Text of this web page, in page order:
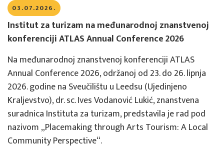
03.07.2026.
Institut za turizam na međunarodnoj znanstvenoj
konferenciji ATLAS Annual Conference 2026
Na međunarodnoj znanstvenoj konferenciji ATLAS
Annual Conference 2026, održanoj od 23. do 26. lipnja
2026. godine na Sveučilištu u Leedsu (Ujedinjeno
Kraljevstvo), dr. sc. Ives Vodanović Lukić, znanstvena
suradnica Instituta za turizam, predstavila je rad pod
nazivom „Placemaking through Arts Tourism: A Local
Community Perspective“.